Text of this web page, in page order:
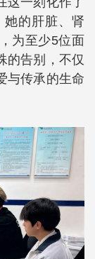
的肝脏、肾
为至少5位面
的告别，不仅
与传承的生命